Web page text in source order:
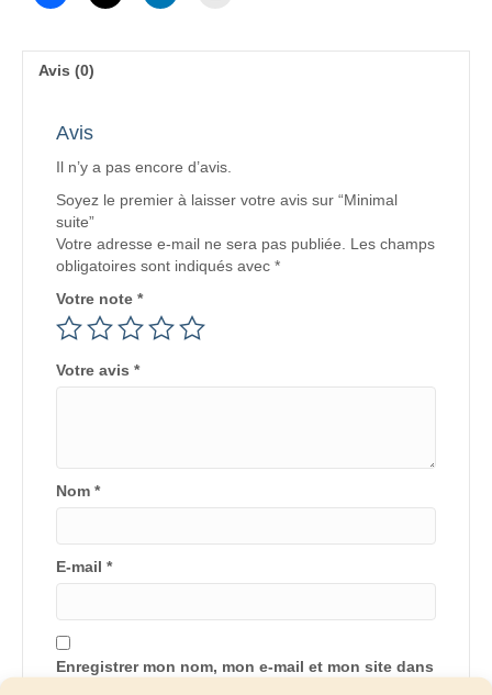
Avis (0)
Avis
Il n’y a pas encore d’avis.
Soyez le premier à laisser votre avis sur “Minimal
suite”
Votre adresse e-mail ne sera pas publiée.
Les champs
obligatoires sont indiqués avec *
Votre note *
Votre avis *
Nom *
E-mail *
Enregistrer mon nom, mon e-mail et mon site dans